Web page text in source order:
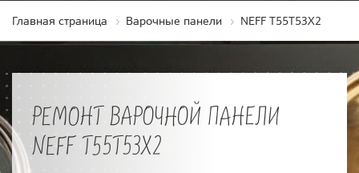
Главная страница Варочные панели NEFF T55T53X2
РЕМОНТ ВАРОЧНОЙ ПАНЕЛИ
NEFF T55T53X2